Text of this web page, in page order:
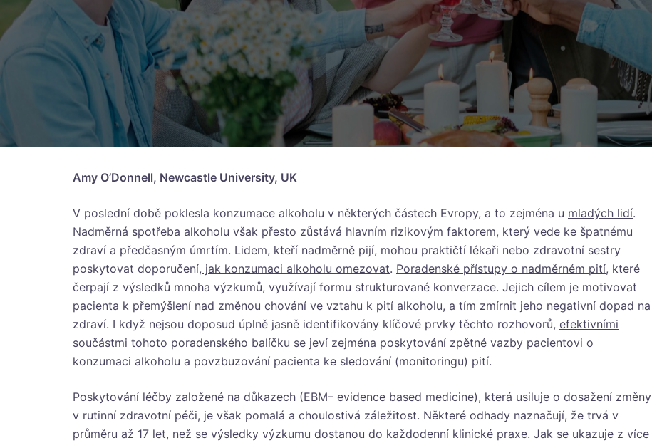
Amy O’Donnell, Newcastle University, UK
V poslední době poklesla konzumace alkoholu v některých částech Evropy, a to zejména u mladých lidí.
Nadměrná spotřeba alkoholu však přesto zůstává hlavním rizikovým faktorem, který vede ke špatnému
zdraví a předčasným úmrtím. Lidem, kteří nadměrně pijí, mohou praktičtí lékaři nebo zdravotní sestry
poskytovat doporučení, jak konzumaci alkoholu omezovat. Poradenské přístupy o nadměrném pití, které
čerpají z výsledků mnoha výzkumů, využívají formu strukturované konverzace. Jejich cílem je motivovat
pacienta k přemýšlení nad změnou chování ve vztahu k pití alkoholu, a tím zmírnit jeho negativní dopad na
zdraví. I když nejsou doposud úplně jasně identifikovány klíčové prvky těchto rozhovorů, efektivními
součástmi tohoto poradenského balíčku se jeví zejména poskytování zpětné vazby pacientovi o
konzumaci alkoholu a povzbuzování pacienta ke sledování (monitoringu) pití.
Poskytování léčby založené na důkazech (EBM– evidence based medicine), která usiluje o dosažení změny
v rutinní zdravotní péči, je však pomalá a choulostivá záležitost. Některé odhady naznačují, že trvá v
průměru až 17 let, než se výsledky výzkumu dostanou do každodenní klinické praxe. Jak se ukazuje z více